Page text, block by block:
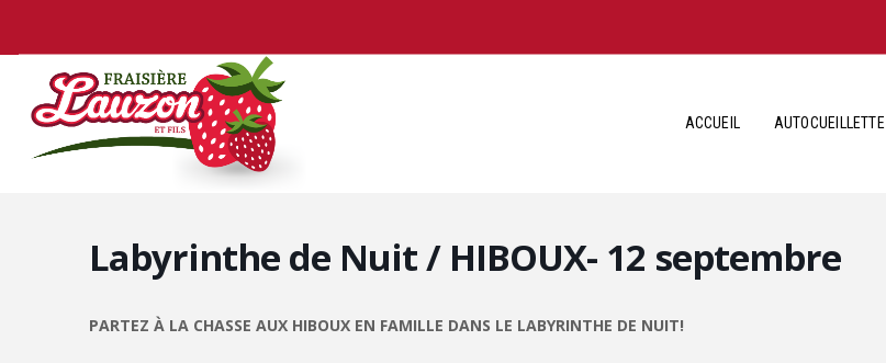
ACCUEIL AUTOCUEILLETTE
Labyrinthe de Nuit / HIBOUX- 12 septembre
PARTEZ À LA CHASSE AUX HIBOUX EN FAMILLE DANS LE LABYRINTHE DE NUIT!